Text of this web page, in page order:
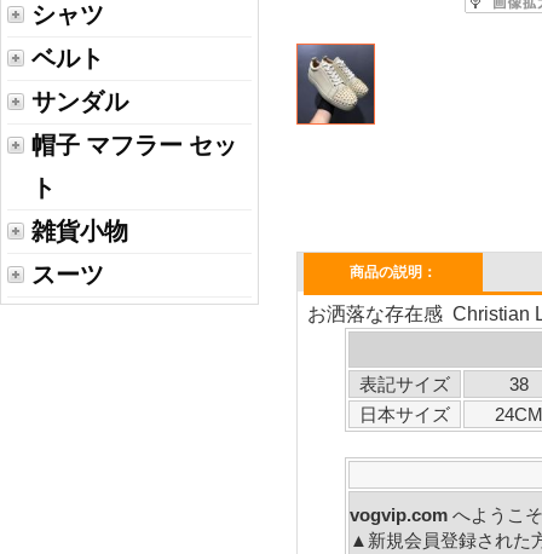
シャツ
ベルト
サンダル
帽子 マフラー セッ
ト
雑貨小物
スーツ
商品の説明：
お洒落な存在感
表記サイズ
38
日本サイズ
24CM
vogvip.com へ
▲新規会員登録された